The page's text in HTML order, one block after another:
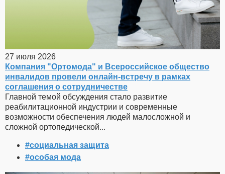
27 июля 2026
Компания "Ортомода" и Всероссийское общество
инвалидов провели онлайн-встречу в рамках
соглашения о сотрудничестве
Главной темой обсуждения стало развитие
реабилитационной индустрии и современные
возможности обеспечения людей малосложной и
сложной ортопедической...
#социальная защита
#особая мода